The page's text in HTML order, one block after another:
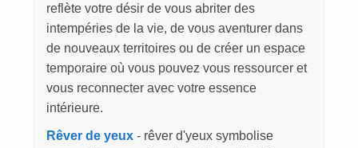
reflète votre désir de vous abriter des
intempéries de la vie, de vous aventurer dans
de nouveaux territoires ou de créer un espace
temporaire où vous pouvez vous ressourcer et
vous reconnecter avec votre essence
intérieure.
Rêver de yeux- rêver d'yeux symbolise